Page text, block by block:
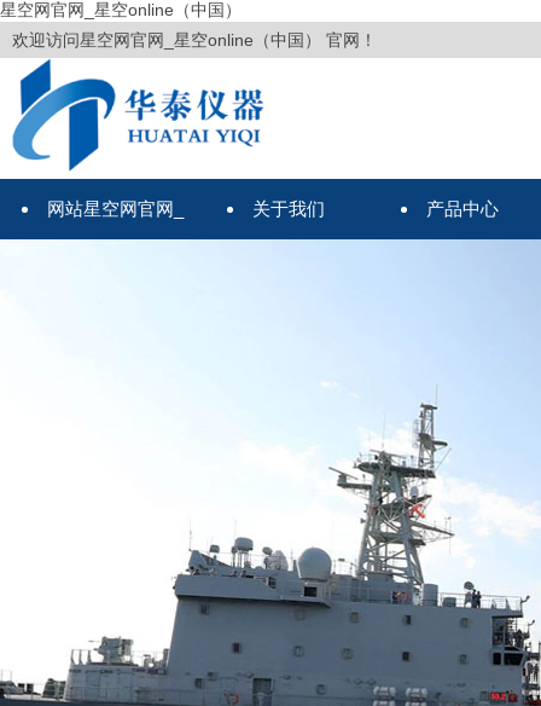
星空网官网_星空online（中国）
欢迎访问星空网官网_星空online（中国） 官网！
网站星空网官网_ 关于我们 产品中心